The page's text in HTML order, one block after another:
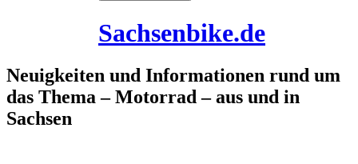
Sachsenbike.de
Neuigkeiten und Informationen rund um
das Thema – Motorrad – aus und in
Sachsen